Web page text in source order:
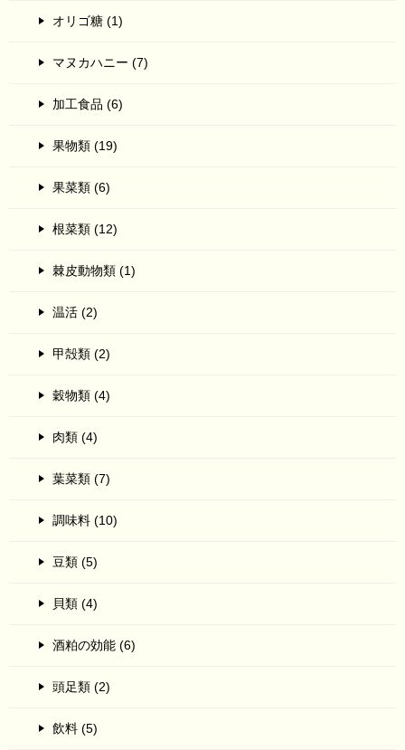
オリゴ糖 (1)
マヌカハニー (7)
加工食品 (6)
果物類 (19)
果菜類 (6)
根菜類 (12)
棘皮動物類 (1)
温活 (2)
甲殻類 (2)
穀物類 (4)
肉類 (4)
葉菜類 (7)
調味料 (10)
豆類 (5)
貝類 (4)
酒粕の効能 (6)
頭足類 (2)
飲料 (5)